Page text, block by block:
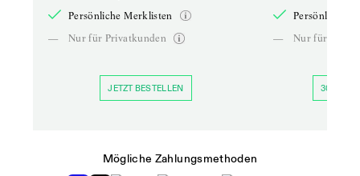
Persönliche Merklisten
—
Nur für Privatkunden
JETZT BESTELLEN
Persönliche
—
Nur für
30 TAGE
Mögliche Zahlungsmethoden